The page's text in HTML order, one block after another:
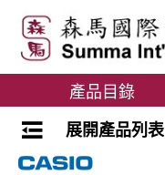
產品目錄
展開產品列表